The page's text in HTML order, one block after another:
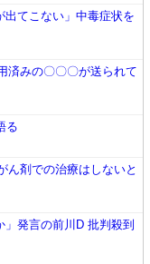
てこない」中毒症状を
済みの〇〇〇が送られて
る
ん剤での治療はしないと
発言の前川D 批判殺到